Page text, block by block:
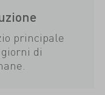
principale
di